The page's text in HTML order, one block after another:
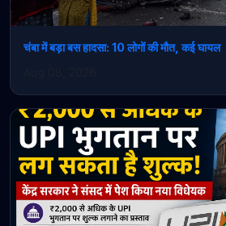
चंबा में बड़ा बस हादसा: 10 लोगों की मौत, कई घायल